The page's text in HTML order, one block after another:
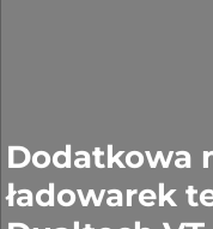
Dodatkowa
ładowarek